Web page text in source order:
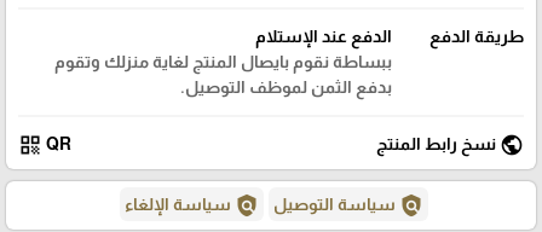
طريقة الدفع
الدفع عند الإستلام
ببساطة نقوم بايصال المنتج لغاية منزلك وتقوم
بدفع الثمن لموظف التوصيل.
public نسخ رابط المنتج QR
qr_code
policy سياسة التوصيل policy سياسة الإلغاء